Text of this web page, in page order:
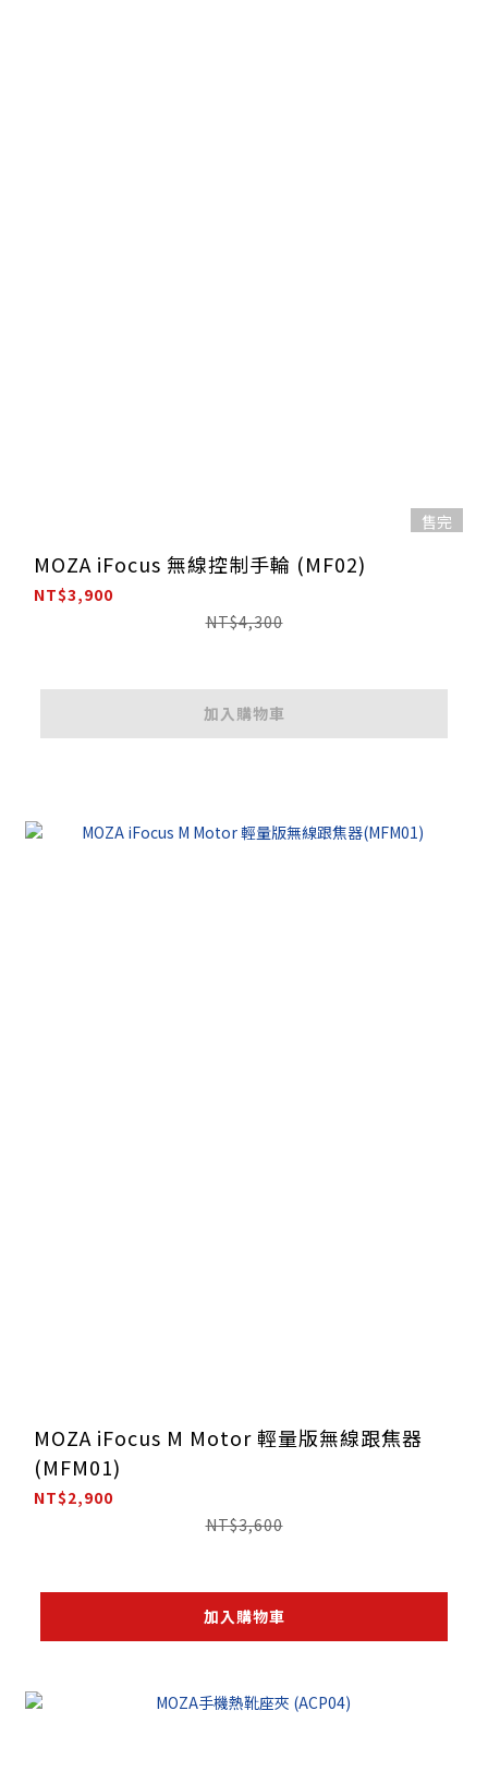
售完
MOZA iFocus 無線控制手輪 (MF02)
NT$3,900
NT$4,300
加入購物車
MOZA iFocus M Motor 輕量版無線跟焦器
(MFM01)
NT$2,900
NT$3,600
加入購物車